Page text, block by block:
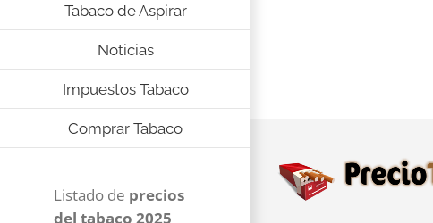
Tabaco de Aspirar
Noticias
Impuestos Tabaco
Comprar Tabaco
Listado de precios
del tabaco 2025